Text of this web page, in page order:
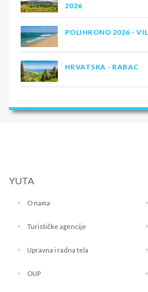
2026
POLIHRONO 2026 -
HRVATSKA - RABAC
YUTA
O nama
Turističke agencije
Upravna i radna tela
OUP